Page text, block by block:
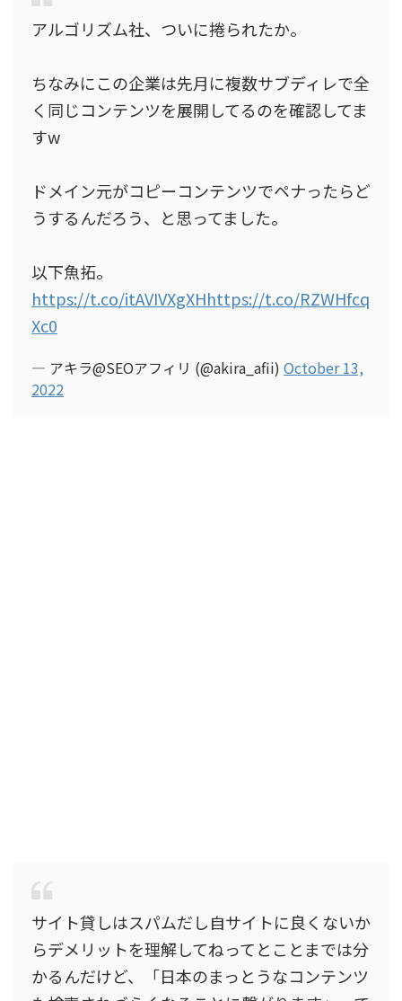
アルゴリズム社、ついに捲られたか。
ちなみにこの企業は先月に複数サブディレで全
く同じコンテンツを展開してるのを確認してま
すw
ドメイン元がコピーコンテンツでペナったらど
うするんだろう、と思ってました。
以下魚拓。
https://t.co/itAVIVXgXHhttps://t.co/RZWHfcq
Xc0
— アキラ@SEOアフィリ (@akira_afii) October 13,
2022
サイト貸しはスパムだし自サイトに良くないか
らデメリットを理解してねってとことまでは分
かるんだけど、「日本のまっとうなコンテンツ